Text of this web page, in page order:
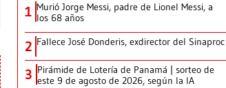
1 Murió Jorge Messi, padre de Lionel Messi, a
los 68 años
2 Fallece José Donderis, exdirector del Sinaproc
3 Pirámide de Lotería de Panamá | sorteo de
este 9 de agosto de 2026, según la IA